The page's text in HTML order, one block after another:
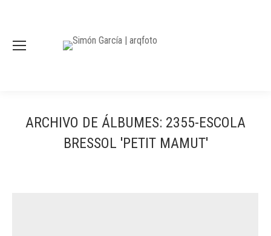
ARCHIVO DE ÁLBUMES: 2355-ESCOLA
BRESSOL 'PETIT MAMUT'